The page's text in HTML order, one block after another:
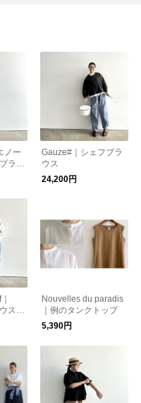
ノー
ラウ
Gauze#｜シェフブラ
ウス
24,200円
ス/
た』
Nouvelles du paradis
｜例のタンクトップ
5,390円